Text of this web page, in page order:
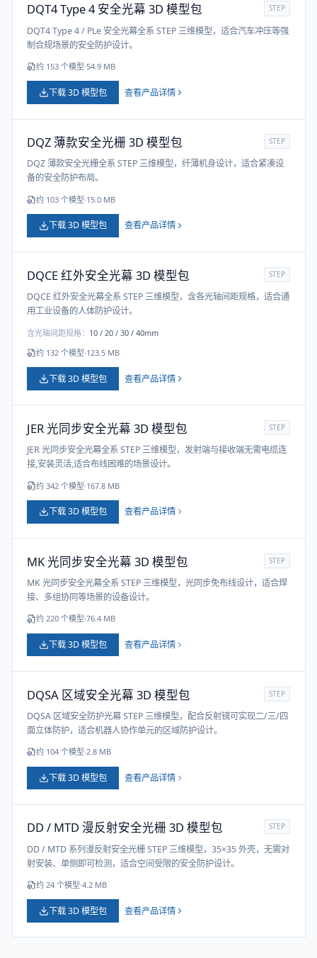
DQT4 Type 4 安全光幕 3D 模型包 STEP
DQT4 Type 4 / PLe 安全光幕全系 STEP 三维模型，适合汽车冲压等强
制合规场景的安全防护设计。
约 153个模型·54.9 MB
下载 3D 模型包 查看产品详情
DQZ 薄款安全光栅 3D 模型包 STEP
DQZ 薄款安全光栅全系 STEP 三维模型，纤薄机身设计，适合紧凑设
备的安全防护布局。
约 103个模型·15.0 MB
下载 3D 模型包 查看产品详情
DQCE 红外安全光幕 3D 模型包 STEP
DQCE 红外安全光幕全系 STEP 三维模型，含各光轴间距规格，适合通
用工业设备的人体防护设计。
含光轴间距规格： 10 / 20 / 30 / 40mm
约 132个模型·123.5 MB
下载 3D 模型包 查看产品详情
JER 光同步安全光幕 3D 模型包 STEP
JER 光同步安全光幕全系 STEP 三维模型，发射端与接收端无需电缆连
接,安装灵活,适合布线困难的场景设计。
约 342个模型·167.8 MB
下载 3D 模型包 查看产品详情
MK 光同步安全光幕 3D 模型包 STEP
MK 光同步安全光幕全系 STEP 三维模型，光同步免布线设计，适合焊
接、多组协同等场景的设备设计。
约 220个模型·76.4 MB
下载 3D 模型包 查看产品详情
DQSA 区域安全光幕 3D 模型包 STEP
DQSA 区域安全防护光幕 STEP 三维模型，配合反射镜可实现二/三/四
面立体防护，适合机器人协作单元的区域防护设计。
约 104个模型·2.8 MB
下载 3D 模型包 查看产品详情
DD / MTD 漫反射安全光栅 3D 模型包 STEP
DD / MTD 系列漫反射安全光栅 STEP 三维模型，35×35 外壳，无需对
射安装、单侧即可检测，适合空间受限的安全防护设计。
约 24个模型·4.2 MB
下载 3D 模型包 查看产品详情